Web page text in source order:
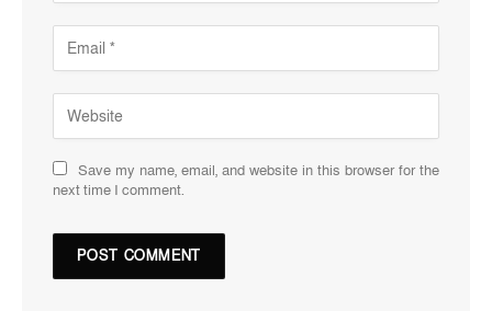
Save my name, email, and website in this browser for the
next time I comment.